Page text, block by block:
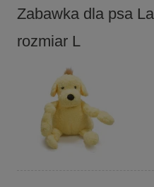
Zabawka dla psa
rozmiar L